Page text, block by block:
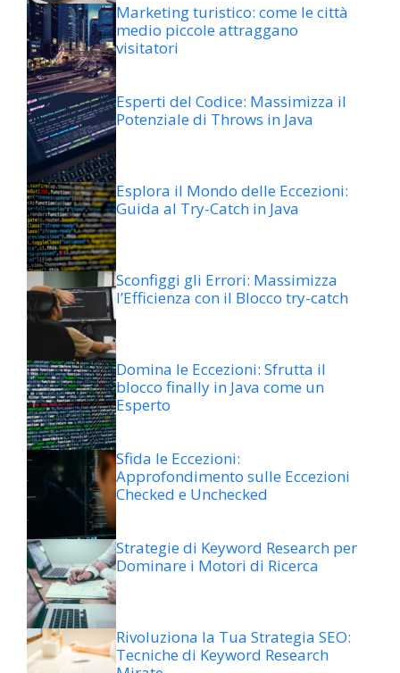
Marketing turistico: come le città
medio piccole attraggano
visitatori
Esperti del Codice: Massimizza il
Potenziale di Throws in Java
Esplora il Mondo delle Eccezioni:
Guida al Try-Catch in Java
Sconfiggi gli Errori: Massimizza
l’Efficienza con il Blocco try-catch
Domina le Eccezioni: Sfrutta il
blocco finally in Java come un
Esperto
Sfida le Eccezioni:
Approfondimento sulle Eccezioni
Checked e Unchecked
Strategie di Keyword Research per
Dominare i Motori di Ricerca
Rivoluziona la Tua Strategia SEO:
Tecniche di Keyword Research